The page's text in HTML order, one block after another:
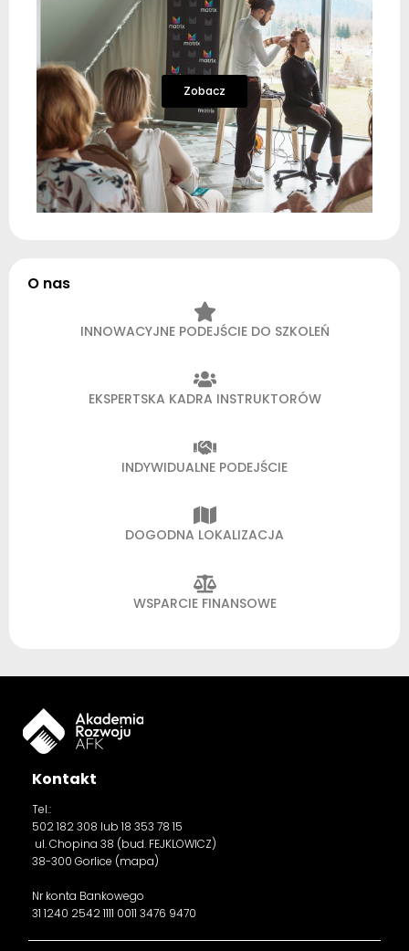
Zobacz
O nas
INNOWACYJNE PODEJŚCIE DO SZKOLEŃ
EKSPERTSKA KADRA INSTRUKTORÓW
INDYWIDUALNE PODEJŚCIE
DOGODNA LOKALIZACJA
WSPARCIE FINANSOWE
Kontakt
Tel.:
502 182 308 lub 18 353 78 15
ul. Chopina 38 (bud. FEJKLOWICZ)
38-300 Gorlice (mapa)
Nr konta Bankowego
31 1240 2542 1111 0011 3476 9470